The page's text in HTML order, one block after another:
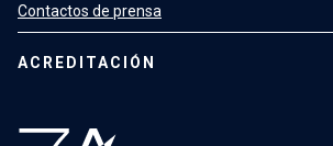
Contactos de prensa
ACREDITACIÓN